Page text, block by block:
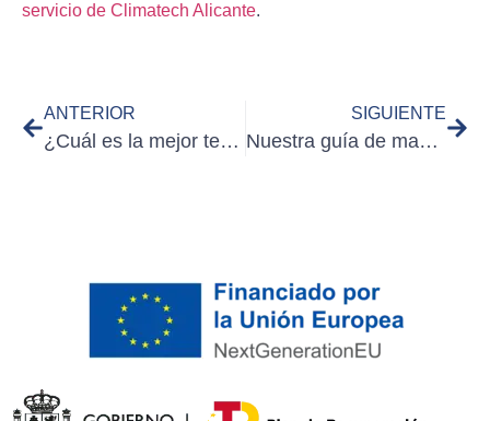
servicio de Climatech Alicante.
ANTERIOR
¿Cuál es la mejor temperatura para el aire acondicionado?
SIGUIENTE
Nuestra guía de mantenimiento de piscinas para un verano mejor y más fácil